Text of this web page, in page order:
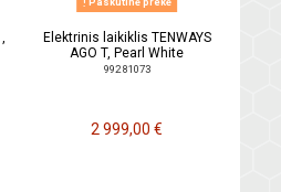
Paskutinė prekė
Elektrinis laikiklis TENWAYS
AGO T, Pearl White
992 81073
2 999,00 €